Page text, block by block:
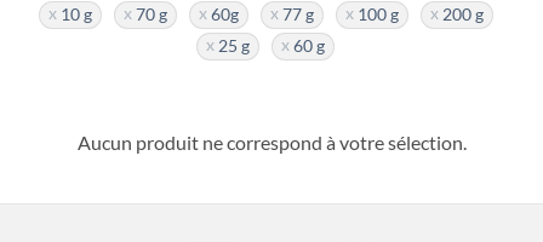
10 g 70 g 60g 77 g 100 g
200 g
25 g
60 g
Aucun produit ne correspond à votre sélection.